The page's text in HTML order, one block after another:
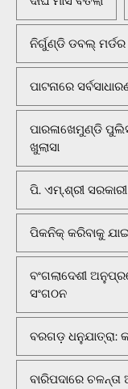
ନିର୍ଗୁଣ୍ଡି ଡବଲ୍
ପାଟନାରେ
ପାରଳାଖେମୁଣ୍ଡି
ଖୁଲାସା
ପି. ଏମ୍.ଶ୍ରୀ
ପିକନିକ୍‌ କରିବାକୁ
ବଂଗଲାଦେଶୀ
ସଂଗଠନ
ବରଗଡ଼ ଧନୁଯାତ୍ରା:
ବାରିପଦାରେ